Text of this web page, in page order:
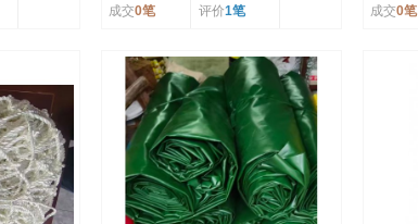
成交0笔 评价1笔 成交0笔